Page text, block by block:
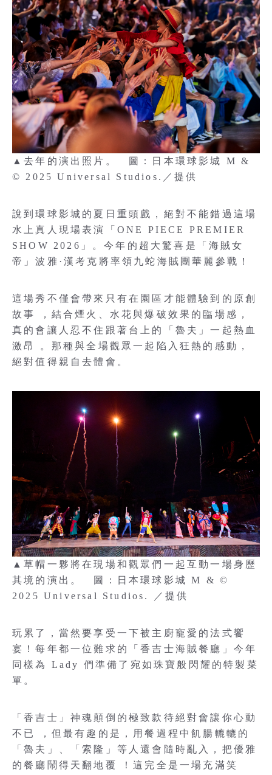
▲去年的演出照片。 圖：日本環球影城 M &
© 2025 Universal Studios.／提供
說到環球影城的夏日重頭戲，絕對不能錯過這場
水上真人現場表演「ONE PIECE PREMIER
SHOW 2026」。今年的超大驚喜是「海賊女
帝」波雅·漢考克將率領九蛇海賊團華麗參戰！
這場秀不僅會帶來只有在園區才能體驗到的原創
故事 ，結合煙火、水花與爆破效果的臨場感，
真的會讓人忍不住跟著台上的「魯夫」一起熱血
激昂 。那種與全場觀眾一起陷入狂熱的感動，
絕對值得親自去體會。
▲草帽一夥將在現場和觀眾們一起互動一場身歷
其境的演出。 圖：日本環球影城 M & ©
2025 Universal Studios. ／提供
玩累了，當然要享受一下被主廚寵愛的法式饗
宴！每年都一位難求的「香吉士海賊餐廳」今年
同樣為 Lady 們準備了宛如珠寶般閃耀的特製菜
單。
「香吉士」神魂顛倒的極致款待絕對會讓你心動
不已 ，但最有趣的是，用餐過程中飢腸轆轆的
「魯夫」、「索隆」等人還會隨時亂入，把優雅
的餐廳鬧得天翻地覆 ！這完全是一場充滿笑